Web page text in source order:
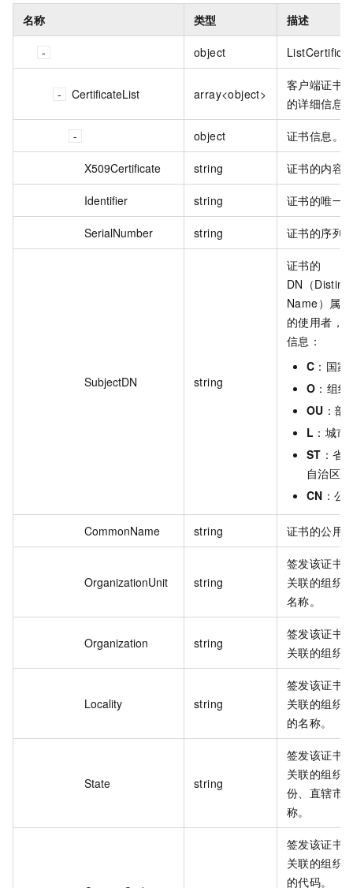
名称 类型 描述
object
CertificateList array<object>
客户端证书
的详细信息
object 证书信息。
X509Certificate string 证书的内容
Identifier string 证书的唯一
SerialNumber string 证书的序列
SubjectDN string
证书的
DN（
Name）属
的使用者，
信息：
C ：国家
O ：组
OU ：部
L ：城市
ST ：省
自治区。
CN ：公
CommonName string 证书的公用
OrganizationUnit string
签发该证书
关联的组织
名称。
Organization string
签发该证书
关联的组织
Locality string
签发该证书
关联的组织
的名称。
State string
签发该证书
关联的组织
份、直辖市
称。
签发该证书
关联的组织
的代码。